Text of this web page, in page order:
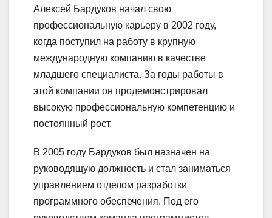
Алексей Бардуков начал свою
профессиональную карьеру в 2002 году,
когда поступил на работу в крупную
международную компанию в качестве
младшего специалиста. За годы работы в
этой компании он продемонстрировал
высокую профессиональную компетенцию и
постоянный рост.
В 2005 году Бардуков был назначен на
руководящую должность и стал заниматься
управлением отделом разработки
программного обеспечения. Под его